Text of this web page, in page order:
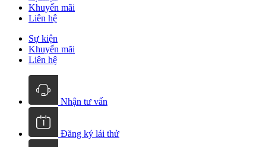
Khuyến mãi
Liên hệ
Sự kiện
Khuyến mãi
Liên hệ
Nhận tư vấn
Đăng ký lái thử